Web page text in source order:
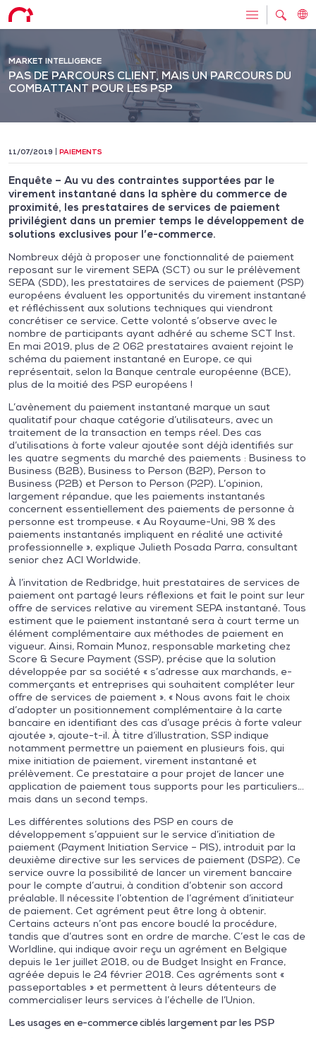
MARKET INTELLIGENCE
PAS DE PARCOURS CLIENT, MAIS UN PARCOURS DU
COMBATTANT POUR LES PSP
11/07/2019 PAIEMENTS
Enquête – Au vu des contraintes supportées par le
virement instantané dans la sphère du commerce de
proximité, les prestataires de services de paiement
privilégient dans un premier temps le développement de
solutions exclusives pour l’e-commerce.
Nombreux déjà à proposer une fonctionnalité de paiement
reposant sur le virement SEPA (SCT) ou sur le prélèvement
SEPA (SDD), les prestataires de services de paiement (PSP)
européens évaluent les opportunités du virement instantané
et réfléchissent aux solutions techniques qui viendront
concrétiser ce service. Cette volonté s’observe avec le
nombre de participants ayant adhéré au scheme SCT Inst.
En mai 2019, plus de 2 062 prestataires avaient rejoint le
schéma du paiement instantané en Europe, ce qui
représentait, selon la Banque centrale européenne (BCE),
plus de la moitié des PSP européens !
L’avènement du paiement instantané marque un saut
qualitatif pour chaque catégorie d’utilisateurs, avec un
traitement de la transaction en temps réel. Des cas
d’utilisations à forte valeur ajoutée sont déjà identifiés sur
les quatre segments du marché des paiements : Business to
Business (B2B), Business to Person (B2P), Person to
Business (P2B) et Person to Person (P2P). L’opinion,
largement répandue, que les paiements instantanés
concernent essentiellement des paiements de personne à
personne est trompeuse. « Au Royaume-Uni, 98 % des
paiements instantanés impliquent en réalité une activité
professionnelle », explique Julieth Posada Parra, consultant
senior chez ACI Worldwide.
À l’invitation de Redbridge, huit prestataires de services de
paiement ont partagé leurs réflexions et fait le point sur leur
offre de services relative au virement SEPA instantané. Tous
estiment que le paiement instantané sera à court terme un
élément complémentaire aux méthodes de paiement en
vigueur. Ainsi, Romain Munoz, responsable marketing chez
Score & Secure Payment (SSP), précise que la solution
développée par sa société « s’adresse aux marchands, e-
commerçants et entreprises qui souhaitent compléter leur
offre de services de paiement ». « Nous avons fait le choix
d’adopter un positionnement complémentaire à la carte
bancaire en identifiant des cas d’usage précis à forte valeur
ajoutée », ajoute-t-il. À titre d’illustration, SSP indique
notamment permettre un paiement en plusieurs fois, qui
mixe initiation de paiement, virement instantané et
prélèvement. Ce prestataire a pour projet de lancer une
application de paiement tous supports pour les particuliers…
mais dans un second temps.
Les différentes solutions des PSP en cours de
développement s’appuient sur le service d’initiation de
paiement (Payment Initiation Service – PIS), introduit par la
deuxième directive sur les services de paiement (DSP2). Ce
service ouvre la possibilité de lancer un virement bancaire
pour le compte d’autrui, à condition d’obtenir son accord
préalable. Il nécessite l’obtention de l’agrément d’initiateur
de paiement. Cet agrément peut être long à obtenir.
Certains acteurs n’ont pas encore bouclé la procédure,
tandis que d’autres sont en ordre de marche. C’est le cas de
Worldline, qui indique avoir reçu un agrément en Belgique
depuis le 1er juillet 2018, ou de Budget Insight en France,
agréée depuis le 24 février 2018. Ces agréments sont «
passeportables » et permettent à leurs détenteurs de
commercialiser leurs services à l’échelle de l’Union.
Les usages en e-commerce ciblés largement par les PSP